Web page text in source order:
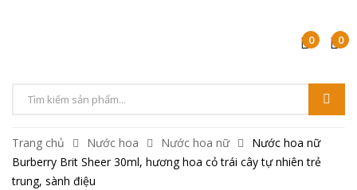
0 0
Trang chủ Nước hoa Nước hoa nữ
Nước hoa nữ
Burberry Brit Sheer 30ml, hương hoa cỏ trái cây tự nhiên trẻ
trung, sành điệu